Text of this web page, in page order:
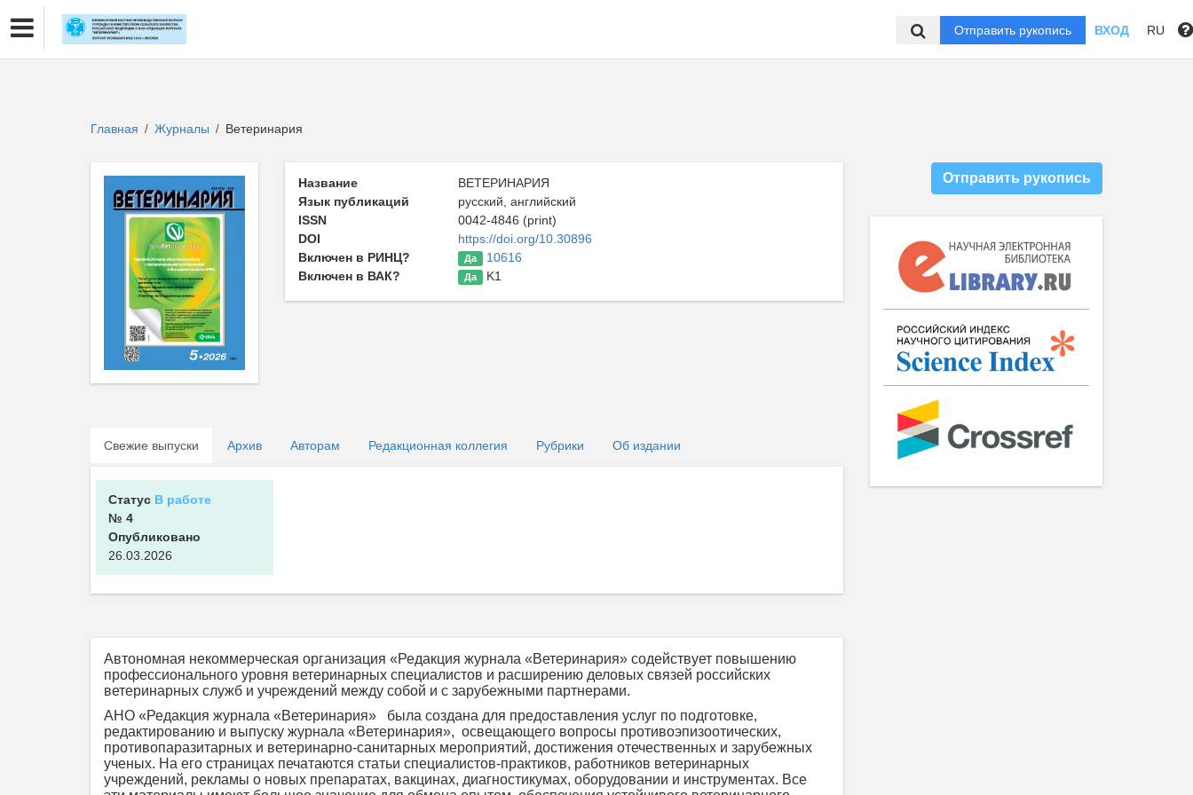
Отправить рукопись ВХОД RU
Главная / Журналы / Ветеринария
Название
ВЕТЕРИНАРИЯ
Язык публикаций
русский, английский
ISSN
0042-4846 (print)
DOI
https://doi.org/10.30896
Включен в РИНЦ?
Да
10616
Включен в ВАК?
Да K1
Свежие выпуски Архив Авторам Редакционная коллегия Рубрики Об издании
Статус В работе
№ 4
Опубликовано
26.03.2026
Автономная некоммерческая организация «Редакция журнала «Ветеринария» содействует повышению
профессионального уровня ветеринарных специалистов и расширению деловых связей российских
ветеринарных служб и учреждений между собой и с зарубежными партнерами.
АНО «Редакция журнала «Ветеринария» была создана для предоставления услуг по подготовке,
редактированию и выпуску журнала «Ветеринария», освещающего вопросы противоэпизоотических,
противопаразитарных и ветеринарно-санитарных мероприятий, достижения отечественных и зарубежных
ученых. На его страницах печатаются статьи специалистов-практиков, работников ветеринарных
учреждений, рекламы о новых препаратах, вакцинах, диагностикумах, оборудовании и инструментах. Все
Отправить рукопись